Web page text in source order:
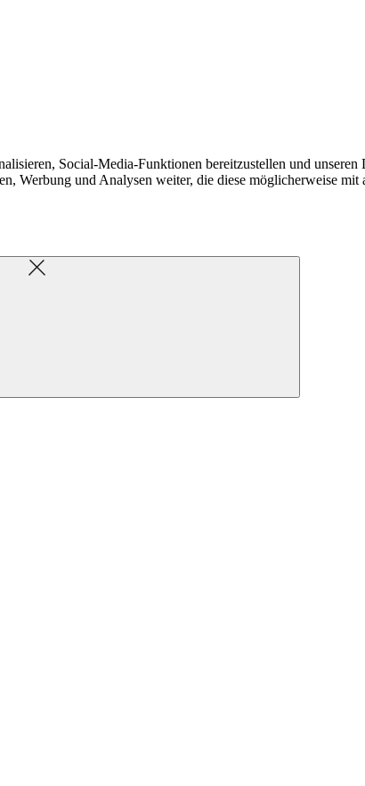
Social-Media-Funktionen bereitzustellen und
Werbung und Analysen weiter, die diese möglicherweise